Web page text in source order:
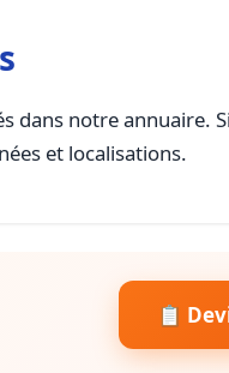
dans notre annuaire.
et localisations.
📋